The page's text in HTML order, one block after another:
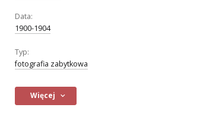
Data:
1900-1904
Typ:
fotografia zabytkowa
Więcej